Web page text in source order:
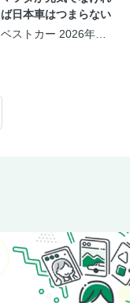
ば日本車はつまらない
ベストカー 2026年9